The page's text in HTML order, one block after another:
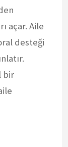
açar. Aile
desteği
bir